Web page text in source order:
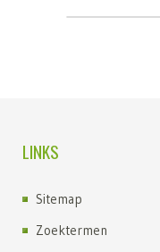
LINKS
Sitemap
Zoektermen